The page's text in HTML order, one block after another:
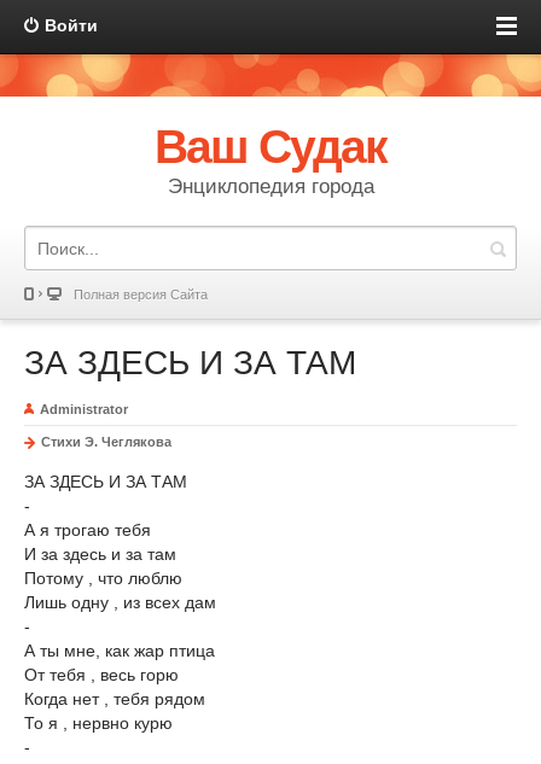
Войти
Ваш Судак
Энциклопедия города
Полная версия Сайта
ЗА ЗДЕСЬ И ЗА ТАМ
Administrator
Стихи Э. Чеглякова
ЗА ЗДЕСЬ И ЗА ТАМ
-
А я трогаю тебя
И за здесь и за там
Потому , что люблю
Лишь одну , из всех дам
-
А ты мне, как жар птица
От тебя , весь горю
Когда нет , тебя рядом
То я , нервно курю
-